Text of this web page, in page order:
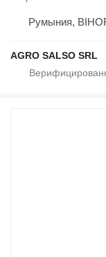
Румыния,
AGRO SALSO SRL